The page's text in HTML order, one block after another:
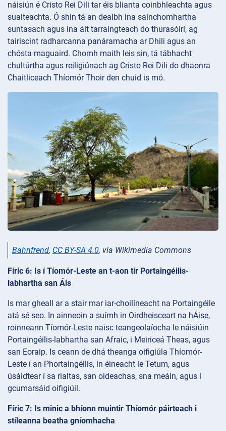
náisiún é Cristo Rei Dili tar éis blianta coinbhleachta agus
suaiteachta. Ó shin tá an dealbh ina sainchomhartha
suntasach agus ina áit tarraingteach do thurasóirí, ag
tairiscint radharcanna panáramacha ar Dhili agus an
chósta maguaird. Chomh maith leis sin, tá tábhacht
chultúrtha agus reiligiúnach ag Cristo Rei Dili do dhaonra
Chaitliceach Thíomór Thoir den chuid is mó.
Bahnfrend, CC BY-SA 4.0, via Wikimedia Commons
Fíric 6: Is í Tíomór-Leste an t-aon tír Portaingéilis-
labhartha san Áis
Is mar gheall ar a stair mar iar-choilíneacht na Portaingéile
atá sé seo. In ainneoin a suímh in Oirdheisceart na hÁise,
roinneann Tíomór-Leste naisc teangeolaíocha le náisiúin
Portaingéilis-labhartha san Afraic, i Meiriceá Theas, agus
san Eoraip. Is ceann de dhá theanga oifigiúla Thíomór-
Leste í an Phortaingéilis, in éineacht le Tetum, agus
úsáidtear í sa rialtas, san oideachas, sna meáin, agus i
gcumarsáid oifigiúil.
Fíric 7: Is minic a bhíonn muintir Thíomór páirteach i
stíleanna beatha gníomhacha